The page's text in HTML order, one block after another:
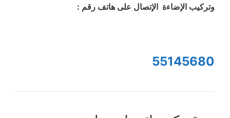
وتركيب الإضاءة الإتصال على هاتف رقم :
55145680